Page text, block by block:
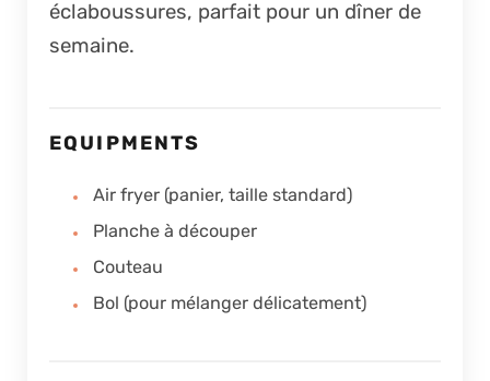
éclaboussures, parfait pour un dîner de
semaine.
EQUIPMENTS
Air fryer (panier, taille standard)
Planche à découper
Couteau
Bol (pour mélanger délicatement)